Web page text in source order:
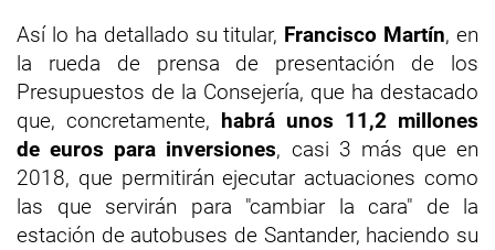
Así lo ha detallado su titular, Francisco Martín, en
la rueda de prensa de presentación de los
Presupuestos de la Consejería, que ha destacado
que, concretamente, habrá unos 11,2 millones
de euros para inversiones, casi 3 más que en
2018, que permitirán ejecutar actuaciones como
las que servirán para "cambiar la cara" de la
estación de autobuses de Santander, haciendo su